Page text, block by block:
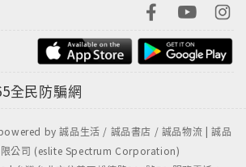
全民防騙網
by 誠品生活 / 誠品書店 / 誠品物流 | 誠品
限公司 (eslite Spectrum Corporation)